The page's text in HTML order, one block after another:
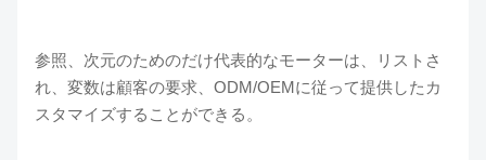
参照、次元のためのだけ代表的なモーターは、リストさ
れ、変数は顧客の要求、ODM/OEMに従って提供したカ
スタマイズすることができる。